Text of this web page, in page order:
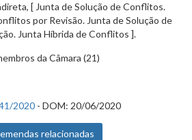
[ Junta de Solução de Conflitos.
por Revisão. Junta de Solução de
Junta Híbrida de Conflitos ].
da Câmara (21)
2020 - DOM: 20/06/2020
relacionadas